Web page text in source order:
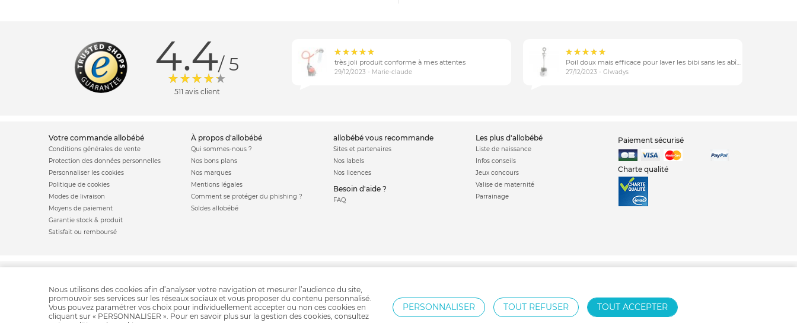
4.4/ 5
511 avis client
très joli produit conforme à mes attentes
29/12/2023 - Marie-claude 27/12/2023 - Glwadys
votre commande allobébé
Conditions générales de vente
Protection des données personnelles
Personnaliser les cookies
Politique de cookies
Modes de livraison
Moyens de paiement
Garantie stock & produit
Satisfait ou remboursé
à propos d'allobébé
Qui sommes-nous ?
Nos bons plans
Nos marques
Mentions légales
Comment se protéger du phishing ?
Soldes allobébé
allobébé vous recommande
Sites et partenaires
Nos labels
Nos licences
Besoin d'aide ?
FAQ
les plus d'allobébé
Liste de naissance
Infos conseils
Jeux concours
Valise de maternité
Parrainage
Paiement sécurisé
Charte qualité
Nous utilisons des cookies afin d’analyser votre navigation et mesurer l’audience du site,
promouvoir ses services sur les réseaux sociaux et vous proposer du contenu personnalisé.
Vous pouvez paramétrer vos choix pour individuellement accepter ou non ces cookies en
cliquant sur « PERSONNALISER ». Pour en savoir plus sur la gestion des cookies, consultez
PERSONNALISER TOUT REFUSER TOUT ACCEPTER